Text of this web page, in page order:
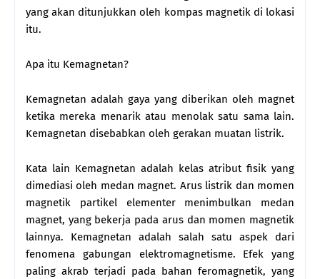
yang akan ditunjukkan oleh kompas magnetik di lokasi
itu.
Apa itu Kemagnetan?
Kemagnetan adalah gaya yang diberikan oleh magnet
ketika mereka menarik atau menolak satu sama lain.
Kemagnetan disebabkan oleh gerakan muatan listrik.
Kata lain Kemagnetan adalah kelas atribut fisik yang
dimediasi oleh medan magnet. Arus listrik dan momen
magnetik partikel elementer menimbulkan medan
magnet, yang bekerja pada arus dan momen magnetik
lainnya. Kemagnetan adalah salah satu aspek dari
fenomena gabungan elektromagnetisme. Efek yang
paling akrab terjadi pada bahan feromagnetik, yang